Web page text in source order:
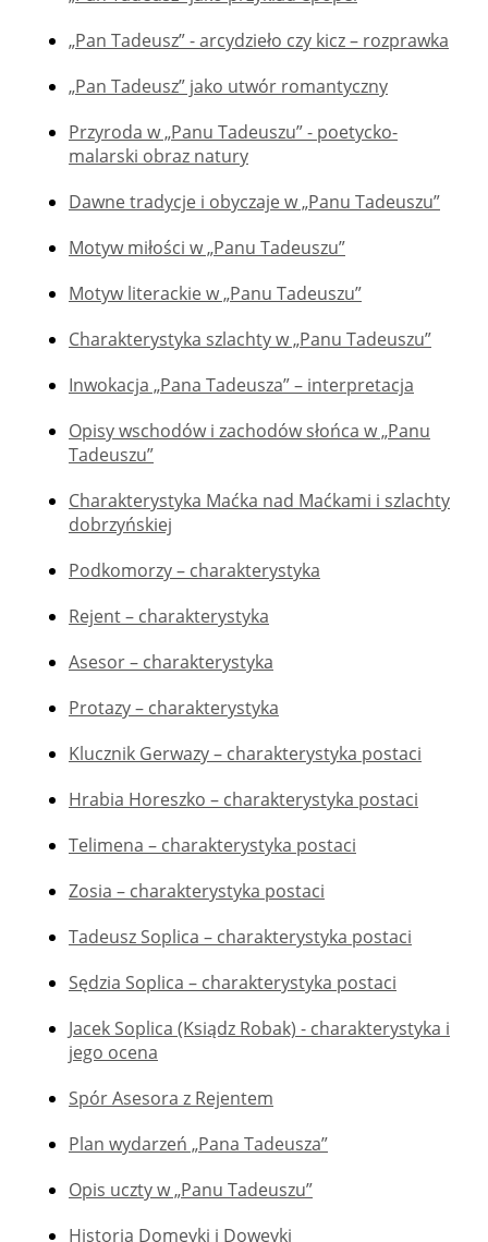
„Pan Tadeusz” - arcydzieło czy kicz – rozprawka
„Pan Tadeusz” jako utwór romantyczny
Przyroda w „Panu Tadeuszu” - poetycko-
malarski obraz natury
Dawne tradycje i obyczaje w „Panu Tadeuszu”
Motyw miłości w „Panu Tadeuszu”
Motyw literackie w „Panu Tadeuszu”
Charakterystyka szlachty w „Panu Tadeuszu”
Inwokacja „Pana Tadeusza” – interpretacja
Opisy wschodów i zachodów słońca w „Panu
Tadeuszu”
Charakterystyka Maćka nad Maćkami i szlachty
dobrzyńskiej
Podkomorzy – charakterystyka
Rejent – charakterystyka
Asesor – charakterystyka
Protazy – charakterystyka
Klucznik Gerwazy – charakterystyka postaci
Hrabia Horeszko – charakterystyka postaci
Telimena – charakterystyka postaci
Zosia – charakterystyka postaci
Tadeusz Soplica – charakterystyka postaci
Sędzia Soplica – charakterystyka postaci
Jacek Soplica (Ksiądz Robak) - charakterystyka i
jego ocena
Spór Asesora z Rejentem
Plan wydarzeń „Pana Tadeusza”
Opis uczty w „Panu Tadeuszu”
Historia Domeyki i Doweyki